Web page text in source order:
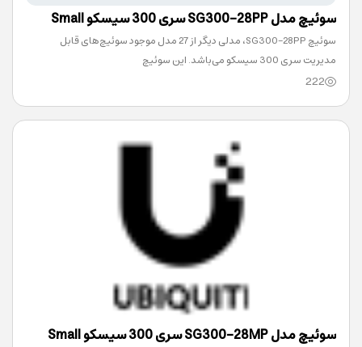
سوئیچ مدل SG300-28PP سری 300 سیسکو Small
Business
سوئیچ SG300-28PP، مدلی دیگر از 27 مدل موجود سوئیچ‌های قابل‌
مدیریت سری 300 سیسکو می‌باشد. این سوئیچ
222
سوئیچ مدل SG300-28MP سری 300 سیسکو Small